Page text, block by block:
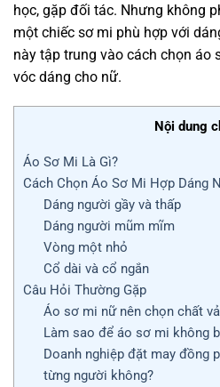
học, gặp đối tác. Nhưng không
một chiếc sơ mi phù hợp với
này tập trung vào cách chọn áo
vóc dáng cho nữ.
Nội dung
Áo Sơ Mi Là Gì?
Cách Chọn Áo Sơ Mi Hợp Dáng
Dáng người gầy và thấp
Dáng người mũm mĩm
Vòng một nhỏ
Cổ dài và cổ ngắn
Câu Hỏi Thường Gặp
Áo sơ mi nữ nên chọn chất
Làm sao để áo sơ mi không
Doanh nghiệp đặt may đồng
từng người không?